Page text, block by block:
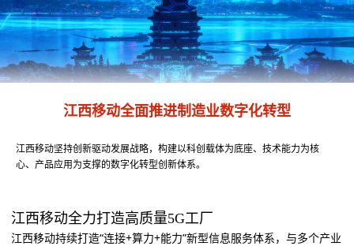
江西移动全面推进制造业数字化转型
江西移动坚持创新驱动发展战略，构建以科创载体为底座、技术能力为核
心、产品应用为支撑的数字化转型创新体系。
江西移动全力打造高质量5G工厂
江西移动持续打造“连接+算力+能力”新型信息服务体系，与多个产业